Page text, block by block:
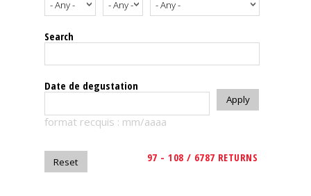
Tasting
reviews
The
magazine
Search
Date de degustation
format recquis : mm/aaaa
97 - 108 / 6787 RETURNS